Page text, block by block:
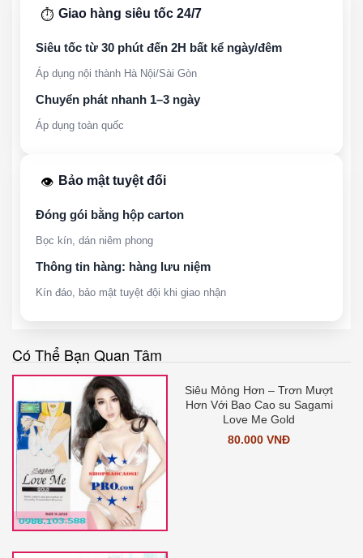
⏱️ Giao hàng siêu tốc 24/7
Siêu tốc từ 30 phút đến 2H bất kể ngày/đêm
Áp dụng nội thành Hà Nội/Sài Gòn
Chuyển phát nhanh 1–3 ngày
Áp dụng toàn quốc
👁️ Bảo mật tuyệt đối
Đóng gói bằng hộp carton
Bọc kín, dán niêm phong
Thông tin hàng: hàng lưu niệm
Kín đáo, bảo mật tuyệt đội khi giao nhận
Có Thể Bạn Quan Tâm
Siêu Mỏng Hơn – Trơn Mượt
Hơn Với Bao Cao su Sagami
Love Me Gold
80.000 VNĐ